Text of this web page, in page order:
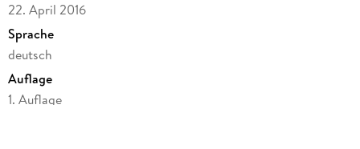
22. April 2016
Sprache
deutsch
Auflage
1. Auflage